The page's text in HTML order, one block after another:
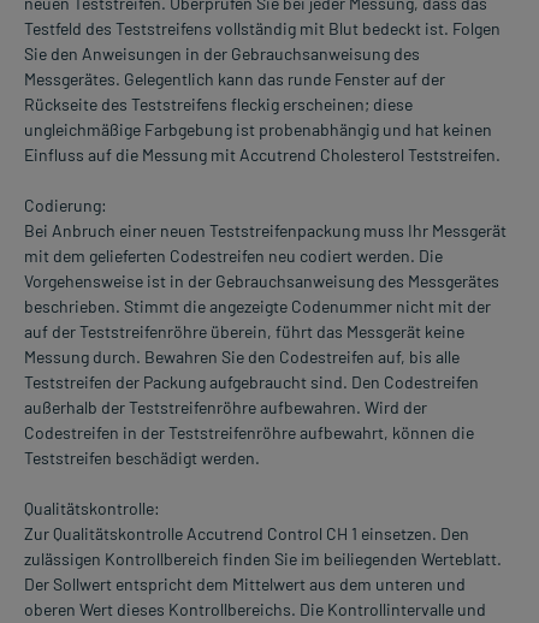
Testfeld des Teststreifens vollständig mit Blut bedeckt ist. Folgen
Sie den Anweisungen in der Gebrauchsanweisung des
Messgerätes. Gelegentlich kann das runde Fenster auf der
Rückseite des Teststreifens fleckig erscheinen; diese
ungleichmäßige Farbgebung ist probenabhängig und hat keinen
Einfluss auf die Messung mit Accutrend Cholesterol Teststreifen.
Codierung:
Bei Anbruch einer neuen Teststreifenpackung muss Ihr Messgerät
mit dem gelieferten Codestreifen neu codiert werden. Die
Vorgehensweise ist in der Gebrauchsanweisung des Messgerätes
beschrieben. Stimmt die angezeigte Codenummer nicht mit der
auf der Teststreifenröhre überein, führt das Messgerät keine
Messung durch. Bewahren Sie den Codestreifen auf, bis alle
Teststreifen der Packung aufgebraucht sind. Den Codestreifen
außerhalb der Teststreifenröhre aufbewahren. Wird der
Codestreifen in der Teststreifenröhre aufbewahrt, können die
Teststreifen beschädigt werden.
Qualitätskontrolle:
Zur Qualitätskontrolle Accutrend Control CH 1 einsetzen. Den
zulässigen Kontrollbereich finden Sie im beiliegenden Werteblatt.
Der Sollwert entspricht dem Mittelwert aus dem unteren und
oberen Wert dieses Kontrollbereichs. Die Kontrollintervalle und